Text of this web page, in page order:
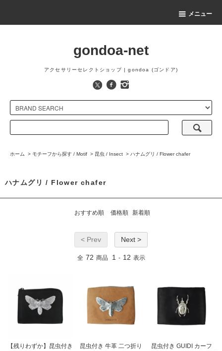
メニュー
gondoa-net
アクセサリーセレクトショップ | gondoa (ゴンドア)
ホーム > モチーフから探す / Motif > 昆虫 / Insect > ハナムグリ / Flower chafer
ハナムグリ / Flower chafer
おすすめ順 価格順 新着順
< Prev Next >
全 72 商品 1 - 12 表示
【残りわずか】昆虫付き
昆虫付き 牛革 二つ折り
昆虫付き GUIDI カーフ